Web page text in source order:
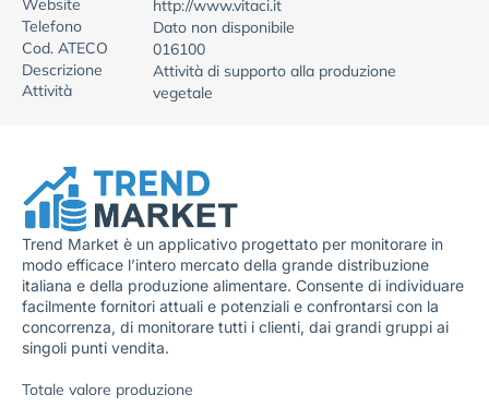
Website
http://www.vitaci.it
Telefono
Dato non disponibile
Cod. ATECO
016100
Descrizione
Attività
Attività di supporto alla produzione
vegetale
Trend Market è un applicativo progettato per monitorare in
modo efficace l’intero mercato della grande distribuzione
italiana e della produzione alimentare. Consente di individuare
facilmente fornitori attuali e potenziali e confrontarsi con la
concorrenza, di monitorare tutti i clienti, dai grandi gruppi ai
singoli punti vendita.
Totale valore produzione